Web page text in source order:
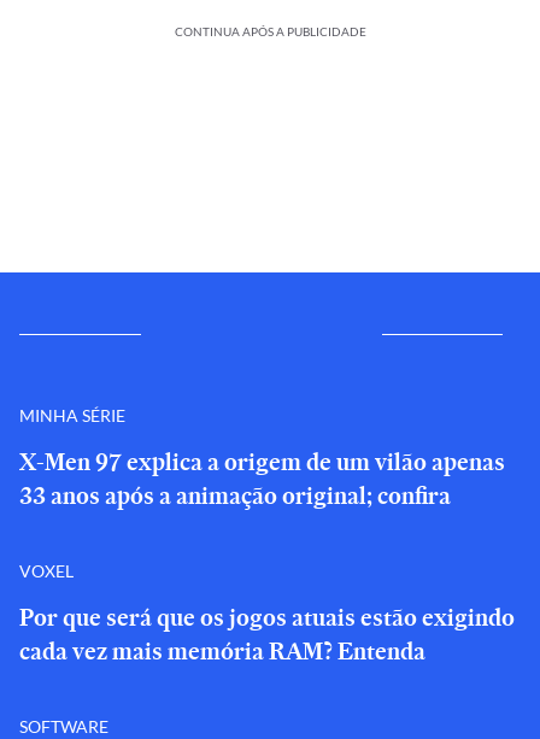
CONTINUA APÓS A PUBLICIDADE
MINHA SÉRIE
X-Men 97 explica a origem de um vilão apenas
33 anos após a animação original; confira
VOXEL
Por que será que os jogos atuais estão exigindo
cada vez mais memória RAM? Entenda
SOFTWARE